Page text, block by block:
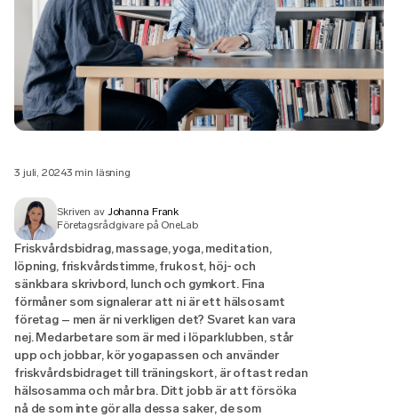
3 juli, 20243 min läsning
Skriven av Johanna Frank
Företagsrådgivare på OneLab
Friskvårdsbidrag, massage, yoga, meditation,
löpning, friskvårdstimme, frukost, höj- och
sänkbara skrivbord, lunch och gymkort. Fina
förmåner som signalerar att ni är ett hälsosamt
företag – men är ni verkligen det? Svaret kan vara
nej. Medarbetare som är med i löparklubben, står
upp och jobbar, kör yogapassen och använder
friskvårdsbidraget till träningskort, är oftast redan
hälsosamma och mår bra. Ditt jobb är att försöka
nå de som inte gör alla dessa saker, de som